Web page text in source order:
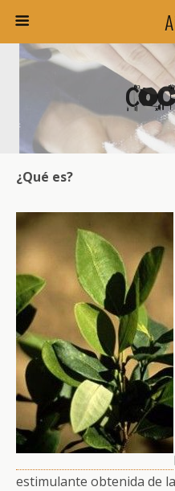
¿Qué es?
estimulante obtenida de